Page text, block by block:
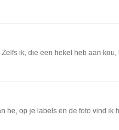
ik, die een hekel heb aan
he, op je labels en de foto vind ik